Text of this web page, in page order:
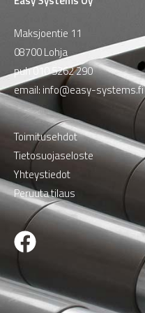
Maksjoentie 11
08700 Lohja
puh010 5262 290
email: info@easy-systems.fi
Toimitusehdot
Tietosuojaseloste
Yhteystiedot
Peruuta tilaus